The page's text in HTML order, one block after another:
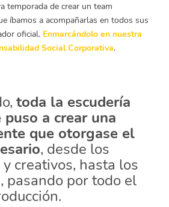
temporada de crear un team
íbamos a acompañarlas en todos sus
oficial. Enmarcándolo en nuestra
Social Corporativa.
toda la escudería
a crear una
que otorgase el
, desde los
creativos, hasta los
pasando por todo el